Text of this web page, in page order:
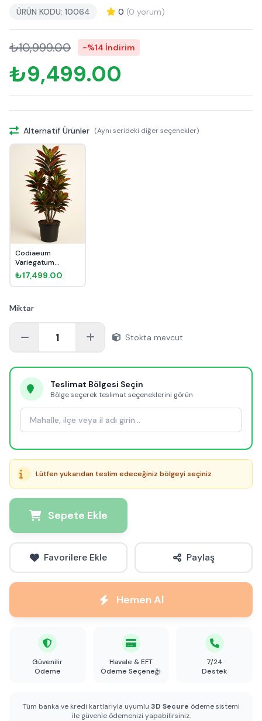
ÜRÜN KODU: 10064 0 (0 yorum)
₺10,999.00 -%14 İndirim
₺9,499.00
Alternatif Ürünler (Aynı serideki diğer seçenekler)
Codiaeum
Variegatum
Craton 150cm
₺17,499.00
Miktar
1 Stokta mevcut
Teslimat Bölgesi Seçin
Bölge seçerek teslimat seçeneklerini görün
Lütfen yukarıdan teslim edeceğiniz bölgeyi seçiniz
Sepete Ekle
Favorilere Ekle Paylaş
Hemen Al
Güvenilir
Ödeme
Havale & EFT
Ödeme Seçeneği
7/24
Destek
Tüm banka ve kredi kartlarıyla uyumlu 3D Secure ödeme sistemi
ile güvenle ödemenizi yapabilirsiniz.